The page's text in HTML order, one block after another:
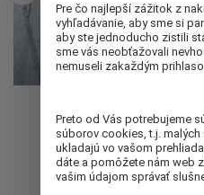
Pre čo najlepší zážitok z
vyhľadávanie, aby sme si
aby ste jednoducho zistili
sme vás neobťažovali
nemuseli zakaždým
Preto od Vás potrebujeme
súborov cookies, t.j.
ukladajú vo vašom
dáte a pomôžete nám web
vašim údajom správať